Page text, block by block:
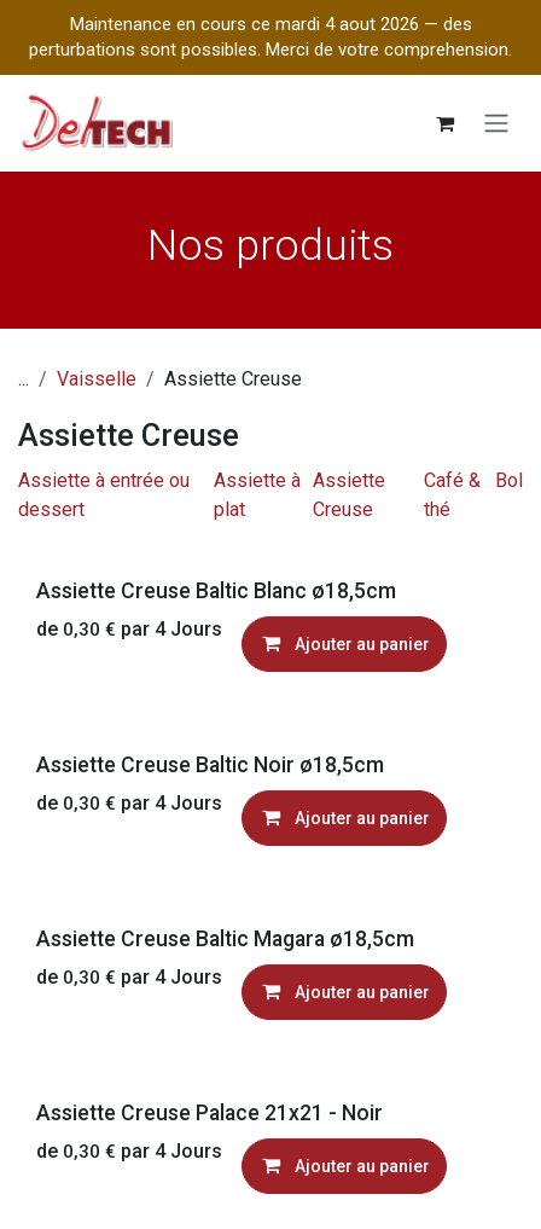
Maintenance en cours ce mardi 4 aout 2026 — des
perturbations sont possibles. Merci de votre comprehension.
Nos produits
... Vaisselle Assiette Creuse
Assiette Creuse
Assiette à entrée ou
dessert
Assiette à
plat
Assiette
Creuse
Café &
thé
Bol
Assiette Creuse Baltic Blanc ø18,5cm
de 0,30 € par 4 Jours
Ajouter au panier
Assiette Creuse Baltic Noir ø18,5cm
de 0,30 € par 4 Jours
Ajouter au panier
Assiette Creuse Baltic Magara ø18,5cm
de 0,30 € par 4 Jours
Ajouter au panier
Assiette Creuse Palace 21x21 - Noir
de 0,30 € par 4 Jours
Ajouter au panier